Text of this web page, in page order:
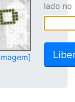
lado no